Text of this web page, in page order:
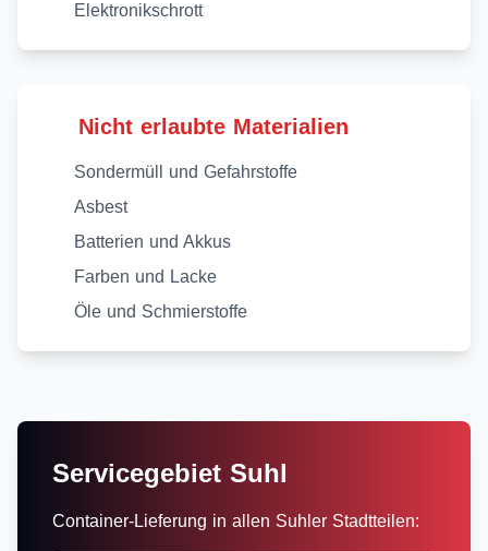
Elektronikschrott
Nicht erlaubte Materialien
Sondermüll und Gefahrstoffe
Asbest
Batterien und Akkus
Farben und Lacke
Öle und Schmierstoffe
Servicegebiet Suhl
Container-Lieferung in allen Suhler Stadtteilen: